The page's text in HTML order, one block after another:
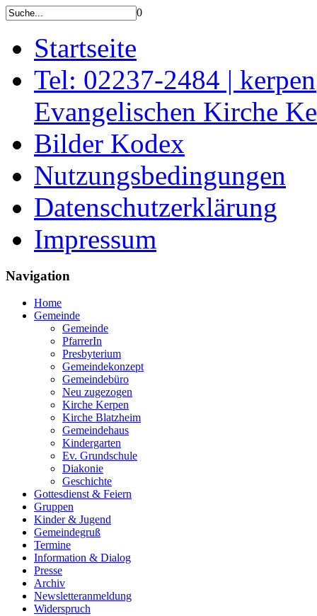
0
Startseite
Tel: 02237-2484 |
Evangelischen Kirche
Bilder Kodex
Nutzungsbedingungen
Datenschutzerklärung
Impressum
Navigation
Home
Gemeinde
Gemeinde
PfarrerIn
Presbyterium
Gemeindekonzept
Gemeindebüro
Neu zugezogen
Kirche Kerpen
Kirche Blatzheim
Gemeindehaus
Kindergarten
Ev. Grundschule
Diakonie
Geschichte
Gottesdienst & Feiern
Gruppen
Kinder & Jugend
Gemeindegruß
Termine
Information & Dialog
Presse
Archiv
Newsletteranmeldung
Widerspruch